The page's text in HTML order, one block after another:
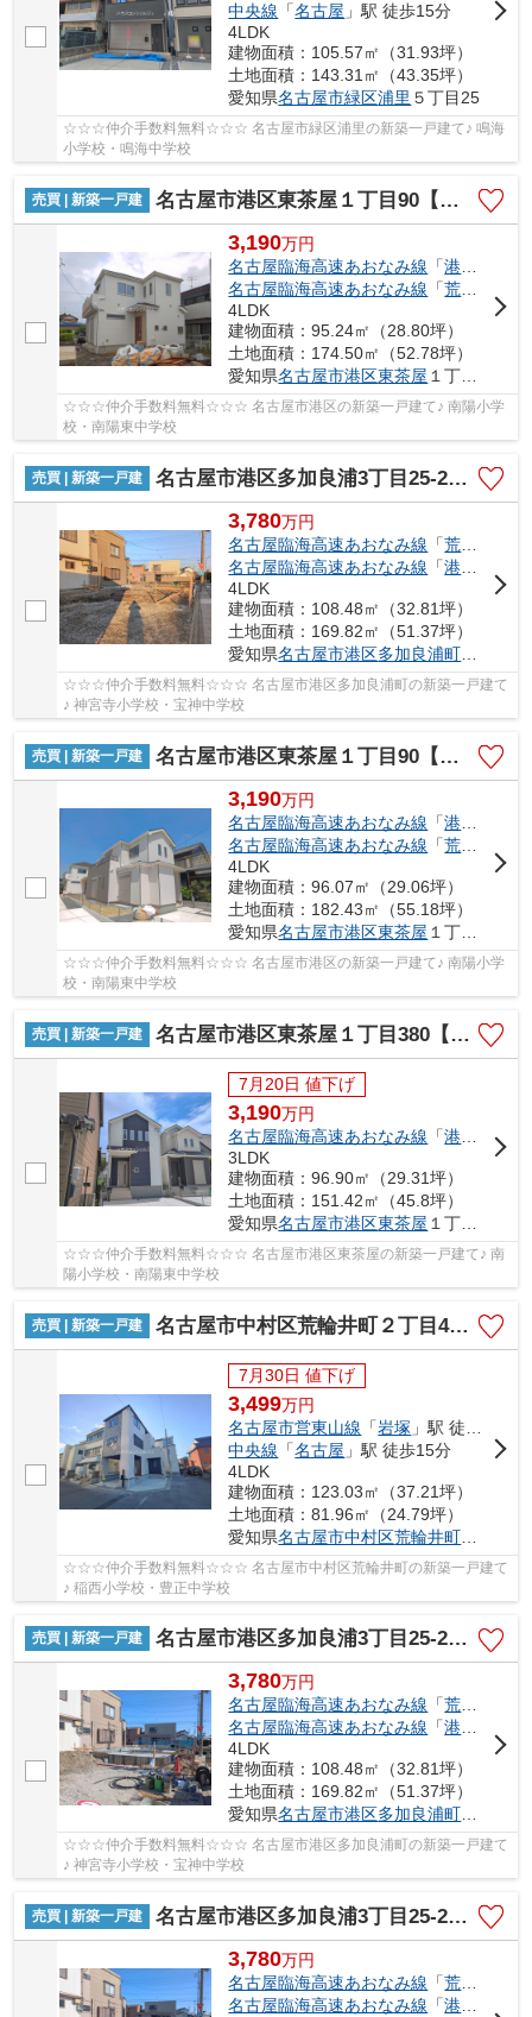
中央線 「名古屋 」駅 徒歩15分
4LDK
建物面積：105.57㎡（31.93坪）
土地面積：143.31㎡（43.35坪）
愛知県名古屋市緑区浦里 ５丁目25
☆☆☆仲介手数料無料☆☆☆ 名古屋市緑区浦里の新築一戸建て♪ 鳴海
小学校・鳴海中学校
売買 | 新築一戸建 名古屋市港区東茶屋１丁目90【仲介手数料無料】新築一戸建て
3,190万円
名古屋臨海高速あおなみ線 「港北
名古屋臨海高速あおなみ線 「荒子川公園
4LDK
建物面積：95.24㎡（28.80坪）
土地面積：174.50㎡（52.78坪）
愛知県名古屋市港区東茶屋 １丁目90
☆☆☆仲介手数料無料☆☆☆ 名古屋市港区の新築一戸建て♪ 南陽小学
校・南陽東中学校
売買 | 新築一戸建 名古屋市港区多加良浦3丁目25-2【仲介手数料無料】新築一戸建て 1号棟
3,780万円
名古屋臨海高速あおなみ線 「荒子川公園
名古屋臨海高速あおなみ線 「港北
4LDK
建物面積：108.48㎡（32.81坪）
土地面積：169.82㎡（51.37坪）
愛知県名古屋市港区多加良浦町
☆☆☆仲介手数料無料☆☆☆ 名古屋市港区多加良浦町の新築一戸建て
♪ 神宮寺小学校・宝神中学校
売買 | 新築一戸建 名古屋市港区東茶屋１丁目90【仲介手数料無料】新築一戸建て
3,190万円
名古屋臨海高速あおなみ線 「港北
名古屋臨海高速あおなみ線 「荒子川公園
4LDK
建物面積：96.07㎡（29.06坪）
土地面積：182.43㎡（55.18坪）
愛知県名古屋市港区東茶屋 １丁目90
☆☆☆仲介手数料無料☆☆☆ 名古屋市港区の新築一戸建て♪ 南陽小学
校・南陽東中学校
売買 | 新築一戸建 名古屋市港区東茶屋１丁目380【仲介手数料無料】新築一戸建て B号棟
7月20日 値下げ
3,190万円
名古屋臨海高速あおなみ線 「港北
」駅
3LDK
建物面積：96.90㎡（29.31坪）
土地面積：151.42㎡（45.8坪）
愛知県名古屋市港区東茶屋 １丁目380
☆☆☆仲介手数料無料☆☆☆ 名古屋市港区東茶屋の新築一戸建て♪ 南
陽小学校・南陽東中学校
売買 | 新築一戸建 名古屋市中村区荒輪井町２丁目40-1【仲介手数料無料】新築一戸建て 1号棟
7月30日 値下げ
3,499万円
名古屋市営東山線 「岩塚 」駅 徒歩24分
中央線 「名古屋 」駅 徒歩15分
4LDK
建物面積：123.03㎡（37.21坪）
土地面積：81.96㎡（24.79坪）
愛知県名古屋市中村区荒輪井町
☆☆☆仲介手数料無料☆☆☆ 名古屋市中村区荒輪井町の新築一戸建て
♪ 稲西小学校・豊正中学校
売買 | 新築一戸建 名古屋市港区多加良浦3丁目25-2【仲介手数料無料】新築一戸建て
3,780万円
名古屋臨海高速あおなみ線 「荒子川公園
名古屋臨海高速あおなみ線 「港北
4LDK
建物面積：108.48㎡（32.81坪）
土地面積：169.82㎡（51.37坪）
愛知県名古屋市港区多加良浦町３丁目
☆☆☆仲介手数料無料☆☆☆ 名古屋市港区多加良浦町の新築一戸建て
♪ 神宮寺小学校・宝神中学校
売買 | 新築一戸建 名古屋市港区多加良浦3丁目25-2【仲介手数料無料】新築一戸建て 1号棟
3,780万円
名古屋臨海高速あおなみ線 「荒子川公園
名古屋臨海高速あおなみ線 「港北